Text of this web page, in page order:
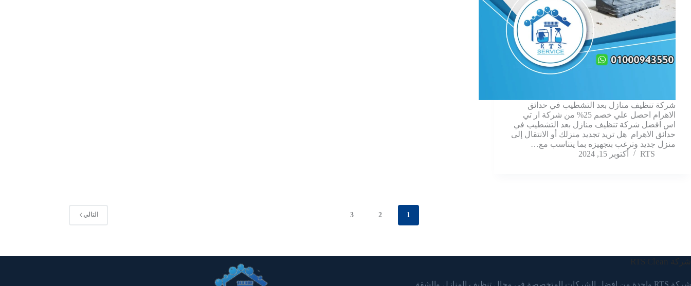
شركة تنظيف منازل بعد التشطيب في حدائق
الاهرام احصل علي خصم 25% من شركة ار تي
اس افضل شركة تنظيف منازل بعد التشطيب في
حدائق الاهرام هل تريد تجديد منزلك أو الانتقال إلى
منزل جديد وترغب بتجهيزه بما يتناسب مع…
RTS
أكتوبر 15, 2024
1
2
3 التالي
شركة RTS Clean
شركة RTS واحدة من افضل الشركات المتخصصة في مجال تنظيف المنازل والشقق